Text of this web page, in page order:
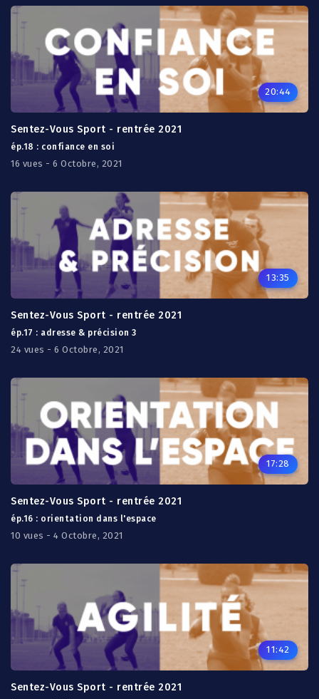
20:44
Sentez-Vous Sport - rentrée 2021
ép.18 : confiance en soi
16 vues - 6 Octobre, 2021
13:35
Sentez-Vous Sport - rentrée 2021
ép.17 : adresse & précision 3
24 vues - 6 Octobre, 2021
17:28
Sentez-Vous Sport - rentrée 2021
ép.16 : orientation dans l'espace
10 vues - 4 Octobre, 2021
11:42
Sentez-Vous Sport - rentrée 2021